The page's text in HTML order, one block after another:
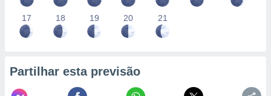
17 18 19 20 21
Partilhar esta previsão